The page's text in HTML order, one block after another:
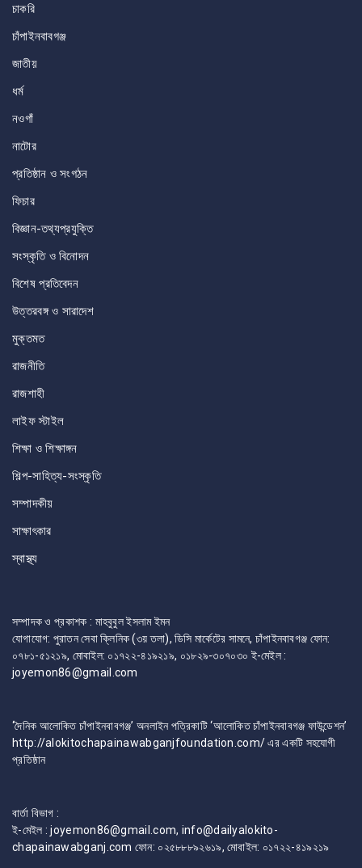
চাকরি
চাঁপাইনবাবগঞ্জ
জাতীয়
ধর্ম
নওগাঁ
নাটোর
প্রতিষ্ঠান ও সংগঠন
ফিচার
বিজ্ঞান-তথ্যপ্রযুক্তি
সংস্কৃতি ও বিনোদন
বিশেষ প্রতিবেদন
উত্তরবঙ্গ ও সারাদেশ
মুক্তমত
রাজনীতি
রাজশাহী
লাইফ স্টাইল
শিক্ষা ও শিক্ষাঙ্গন
শিল্প-সাহিত্য-সংস্কৃতি
সম্পাদকীয়
সাক্ষাৎকার
স্বাস্থ্য
সম্পাদক ও প্রকাশক : মাহবুবুল ইসলাম ইমন
যোগাযোগ: পুরাতন সেবা ক্লিনিক (৩য় তলা), ডিসি মার্কেটের সামনে, চাঁপাইনবাবগঞ্জ ফোন:
০৭৮১-৫১২১৯, মোবাইল: ০১৭২২-৪১৯২১৯, ০১৮২৯-৩০৭০৩০ ই-মেইল :
joyemon86@gmail.com
‘দৈনিক আলোকিত চাঁপাইনবাবগঞ্জ’ অনলাইন পত্রিকাটি ‘আলোকিত চাঁপাইনবাবগঞ্জ ফাউন্ডেশন’
http://alokitochapainawabganjfoundation.com/ এর একটি সহযোগী
প্রতিষ্ঠান
বার্তা বিভাগ :
ই-মেইল : joyemon86@gmail.com, info@dailyalokito-
chapainawabganj.com ফোন: ০২৫৮৮৮৯২৬১৯, মোবাইল: ০১৭২২-৪১৯২১৯